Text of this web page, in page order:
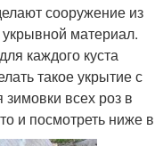
сооружение из
материал.
каждого куста
такое укрытие с
всех роз в
и посмотреть ниже в